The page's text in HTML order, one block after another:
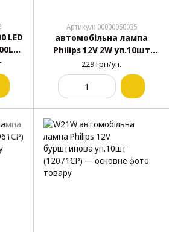
LED
Артикул: 00000050035
автомобільна лампа
Philips 12V 2W уп.10шт
(12516CP)
229 грн/уп.